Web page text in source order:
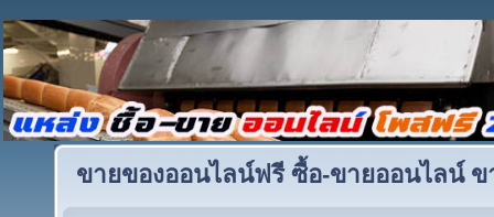
ขายของออนไลน์ฟรี ซื้อ-ขายออนไลน์